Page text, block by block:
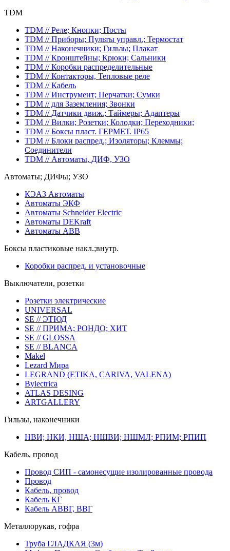
TDM
TDM // Реле; Кнопки; Посты
TDM // Приборы; Пульты управл.; Термостат
TDM // Наконечники; Гильзы; Плакат
TDM // Кронштейны; Крюки; Сальники
TDM // Коробки распределительные
TDM // Контакторы, Тепловые реле
TDM // Кабель
TDM // Инструмент; Перчатки; Сумки
TDM // для Заземления; Звонки
TDM // Датчики движ.; Таймеры; Адаптеры
TDM // Вилки; Розетки; Колодки; Переходники;
TDM // Боксы пласт. ГЕРМЕТ. IP65
TDM // Блоки распред.; Изоляторы; Клеммы;
Соединители
TDM // Автоматы, ДИФ, УЗО
Автоматы; ДИФы; УЗО
КЭАЗ Автоматы
Автоматы ЭКФ
Автоматы Schneider Electric
Автоматы DEKraft
Автоматы ABB
Боксы пластиковые накл.;внутр.
Коробки распред. и установочные
Выключатели, розетки
Розетки электрические
UNIVERSAL
SE // ЭТЮД
SE // ПРИМА; РОНДО; ХИТ
SE // GLOSSA
SE // BLANCA
Makel
Lezard Мира
LEGRAND (ETIKA, CARIVA, VALENA)
Bylectrica
ATLAS DESING
ARTGALLERY
Гильзы, наконечники
НВИ; НКИ, НША; НШВИ; НШМЛ; РПИМ; РПИП
Кабель, провод
Провод СИП - самонесущие изолированные провода
Провод
Кабель, провод
Кабель КГ
Кабель АВВГ, ВВГ
Металлорукав, гофра
Труба ГЛАДКАЯ (3м)